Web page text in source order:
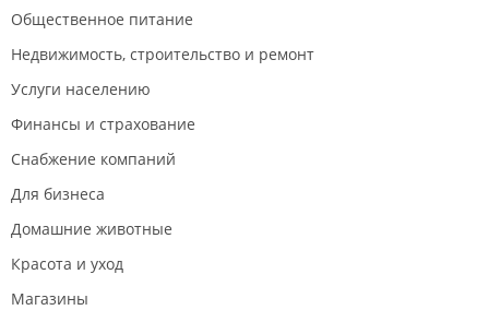
Общественное питание
Недвижимость, строительство и ремонт
Услуги населению
Финансы и страхование
Снабжение компаний
Для бизнеса
Домашние животные
Красота и уход
Магазины